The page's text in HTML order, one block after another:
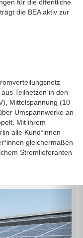
für die öffentliche
die BEA aktiv zur
Teilnetzen in den
Mittelspannung (10
Umspannwerke an
Mit ihrem
alle Kund*innen
gleichermaßen
Stromlieferanten